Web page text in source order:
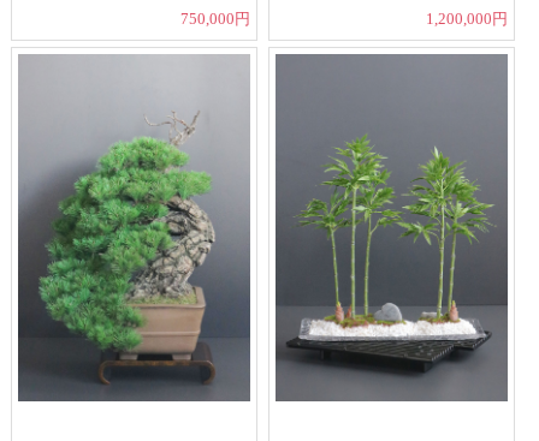
750,000円 1,200,000円